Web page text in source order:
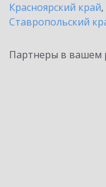
Красноярский край,
Ставропольский
Партнеры в вашем